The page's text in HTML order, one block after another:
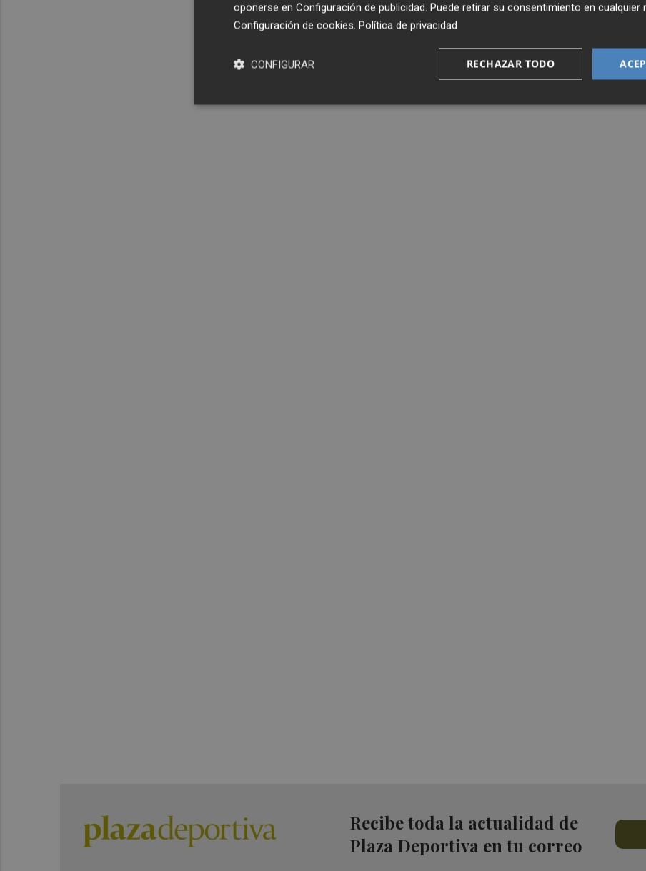
Recibe toda la actualidad de
Plaza Deportiva en tu correo
oponerse en Configuración de publicidad. Puede retirar su consentimiento en cualquier
Configuración de cookies. Política de privacidad
RECHAZAR TODO
CONFIGURAR